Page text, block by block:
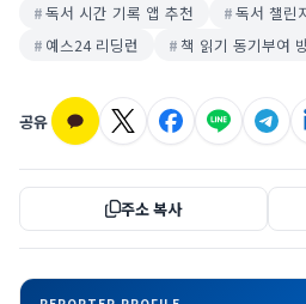
독서 시간 기록 앱 추천
독서 챌린
예스24 리딩런
책 읽기 동기부여
공유
주소 복사